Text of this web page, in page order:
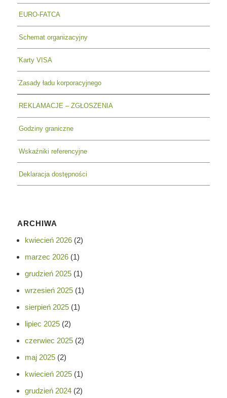
EURO-FATCA
Schemat organizacyjny
Karty VISA
Zasady ładu korporacyjnego
REKLAMACJE – ZGŁOSZENIA
Godziny graniczne
Wskaźniki referencyjne
Deklaracja dostępności
ARCHIWA
kwiecień 2026(2)
marzec 2026(1)
grudzień 2025(1)
wrzesień 2025(1)
sierpień 2025(1)
lipiec 2025(2)
czerwiec 2025(2)
maj 2025(2)
kwiecień 2025(1)
grudzień 2024(2)